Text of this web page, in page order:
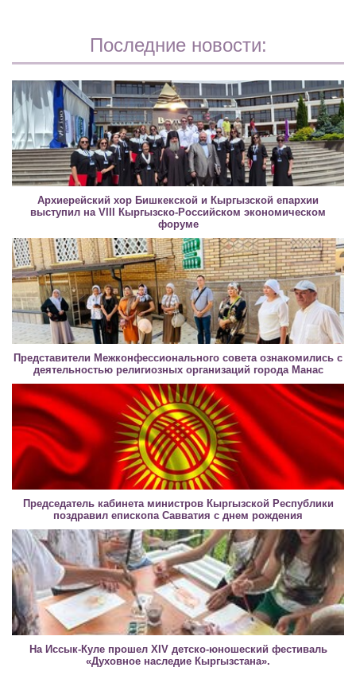
Последние новости:
Архиерейский хор Бишкекской и Кыргызской епархии
выступил на VIII Кыргызско-Российском экономическом
форуме
Представители Межконфессионального совета ознакомились с
деятельностью религиозных организаций города Манас
Председатель кабинета министров Кыргызской Республики
поздравил епископа Савватия с днем рождения
На Иссык-Куле прошел XIV детско-юношеский фестиваль
«Духовное наследие Кыргызстана».